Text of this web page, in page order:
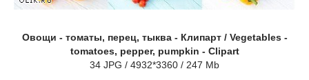
Овощи - томаты, перец, тыква - Клипарт / Vegetables -
tomatoes, pepper, pumpkin - Clipart
34 JPG / 4932*3360 / 247 Mb